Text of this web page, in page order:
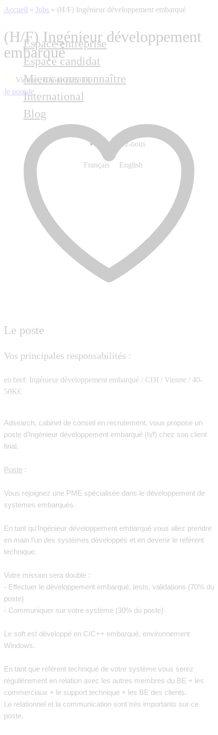
Espace entreprise
Espace candidat
Mieux nous connaître
International
Blog
Contactez-nous
Français English
Accueil » Jobs » (H/F) Ingénieur développement embarqué
(H/F) Ingénieur développement
embarqué
Vienne , Rhône (38200)
Je postule
Le poste
Vos principales responsabilités :
en bref: Ingénieur développement embarqué / CDI / Vienne / 40-
50K€
Adsearch, cabinet de conseil en recrutement, vous propose un
poste d’Ingénieur développement embarqué (h/f) chez son client
final.
Poste :
Vous rejoignez une PME spécialisée dans le développement de
systèmes embarqués.
En tant qu’Ingénieur développement embarqué vous allez prendre
en main l’un des systèmes développés et en devenir le référent
technique.
Votre mission sera double :
- Effectuer le développement embarqué, tests, validations (70% du
poste)
- Communiquer sur votre système (30% du poste)
Le soft est développé en C/C++ embarqué, environnement
Windows.
En tant que référent technique de votre système vous serez
régulièrement en relation avec les autres membres du BE + les
commerciaux + le support technique + les BE des clients.
Le relationnel et la communication sont très importants sur ce
poste.